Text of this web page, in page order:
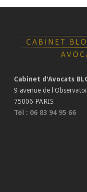
Cabinet d'Avocats
9 avenue de
75006 PARIS
Tél : 06 83 94 95 66